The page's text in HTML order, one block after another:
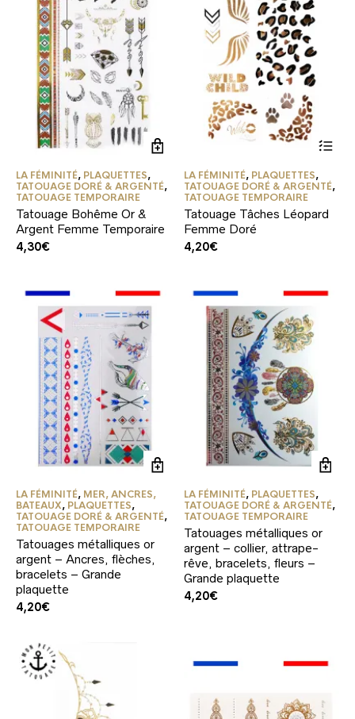
LA FÉMINITÉ, PLAQUETTES,
TATOUAGE DORÉ & ARGENTÉ,
TATOUAGE TEMPORAIRE
Tatouage Bohême Or &
Argent Femme Temporaire
4,30€
LA FÉMINITÉ, PLAQUETTES,
TATOUAGE DORÉ & ARGENTÉ,
TATOUAGE TEMPORAIRE
Tatouage Tâches Léopard
Femme Doré
4,20€
LA FÉMINITÉ, MER, ANCRES,
BATEAUX, PLAQUETTES,
TATOUAGE DORÉ & ARGENTÉ,
TATOUAGE TEMPORAIRE
Tatouages métalliques or
argent – Ancres, flèches,
bracelets – Grande
plaquette
4,20€
LA FÉMINITÉ, PLAQUETTES,
TATOUAGE DORÉ & ARGENTÉ,
TATOUAGE TEMPORAIRE
Tatouages métalliques or
argent – collier, attrape-
rêve, bracelets, fleurs –
Grande plaquette
4,20€